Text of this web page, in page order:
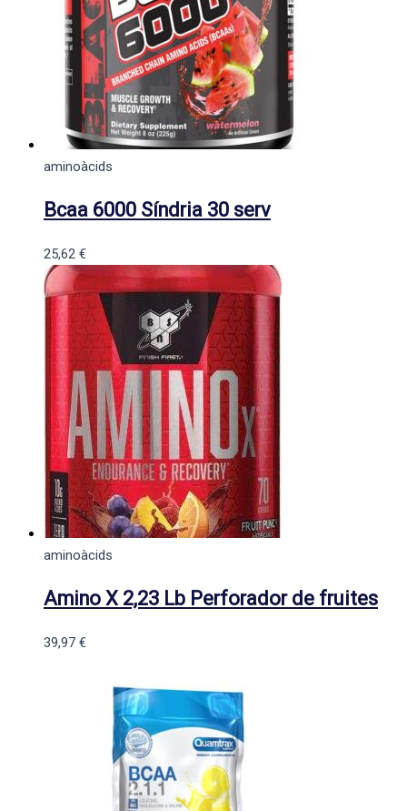
aminoàcids
Bcaa 6000 Síndria 30 serv
25,62 €
aminoàcids
Amino X 2,23 Lb Perforador de fruites
39,97 €